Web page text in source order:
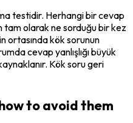
testidir. Herhangi bir cevap
olarak ne sorduğu bir kez
ortasında kök sorunun
cevap yanlışlığı büyük
Kök soru geri
to avoid them